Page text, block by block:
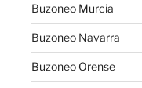
Buzoneo Murcia
Buzoneo Navarra
Buzoneo Orense